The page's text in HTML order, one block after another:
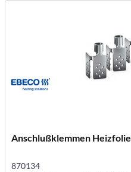
Anschlußklemmen Heizfolie
870134